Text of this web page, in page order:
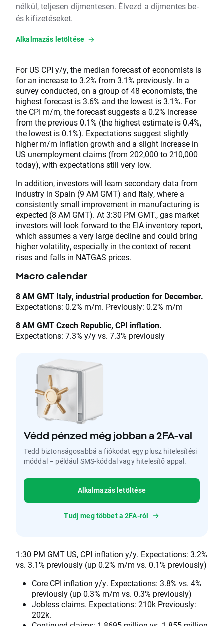
nélkül, teljesen díjmentesen. Élvezd a díjmentes be-
és kifizetéseket.
Alkalmazás letöltése
For US CPI y/y, the median forecast of economists is
for an increase to 3.2% from 3.1% previously. In a
survey conducted, on a group of 48 economists, the
highest forecast is 3.6% and the lowest is 3.1%. For
the CPI m/m, the forecast suggests a 0.2% increase
from the previous 0.1% (the highest estimate is 0.4%,
the lowest is 0.1%). Expectations suggest slightly
higher m/m inflation growth and a slight increase in
US unemployment claims (from 202,000 to 210,000
today), with expectations still very low.
In addition, investors will learn secondary data from
industry in Spain (9 AM GMT) and Italy, where a
consistently small improvement in manufacturing is
expected (8 AM GMT). At 3:30 PM GMT., gas market
investors will look forward to the EIA inventory report,
which assumes a very large decline and could bring
higher volatility, especially in the context of recent
rises and falls in NATGAS prices.
Macro calendar
8 AM GMT Italy, industrial production for December.
Expectations: 0.2% m/m. Previously: 0.2% m/m
8 AM GMT Czech Republic, CPI inflation.
Expectations: 7.3% y/y vs. 7.3% previously
Védd pénzed még jobban a 2FA-val
Tedd biztonságosabbá a fiókodat egy plusz hitelesítési
móddal – például SMS-kóddal vagy hitelesítő appal.
Alkalmazás letöltése
Tudj meg többet a 2FA-ról
1:30 PM GMT US, CPI inflation y/y. Expectations: 3.2%
vs. 3.1% previously (up 0.2% m/m vs. 0.1% previously)
Core CPI inflation y/y. Expectations: 3.8% vs. 4%
previously (up 0.3% m/m vs. 0.3% previously)
Jobless claims. Expectations: 210k Previously:
202k.